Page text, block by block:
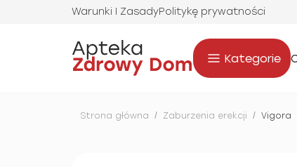
Warunki I ZasadyPolitykę prywatności
Kategorie
Strona główna / Zaburzenia erekcji / Vigora